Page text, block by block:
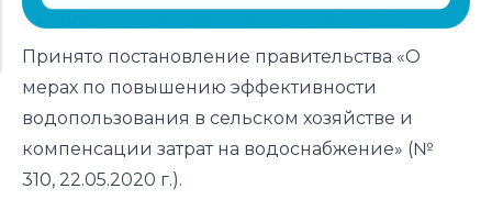
Принято постановление правительства «О
мерах по повышению эффективности
водопользования в сельском хозяйстве и
компенсации затрат на водоснабжение» (№
310, 22.05.2020 г.).